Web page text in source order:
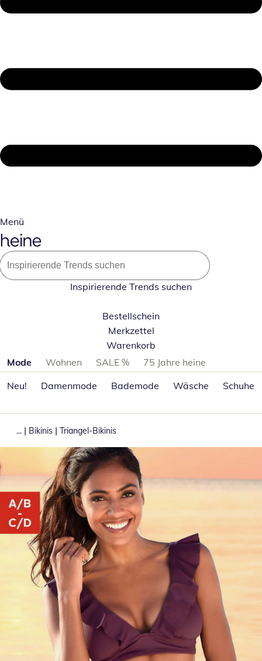
Menü
Inspirierende Trends suchen
Bestellschein
Merkzettel
Warenkorb
Produktkategorien überspringen
Mode Wohnen SALE %
75 Jahre heine
Neu!
Damenmode Bademode Wäsche Schuhe
... | Bikinis | Triangel-Bikinis